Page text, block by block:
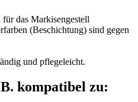
für das Markisengestell
(Beschichtung) sind gegen
und pflegeleicht.
kompatibel zu: